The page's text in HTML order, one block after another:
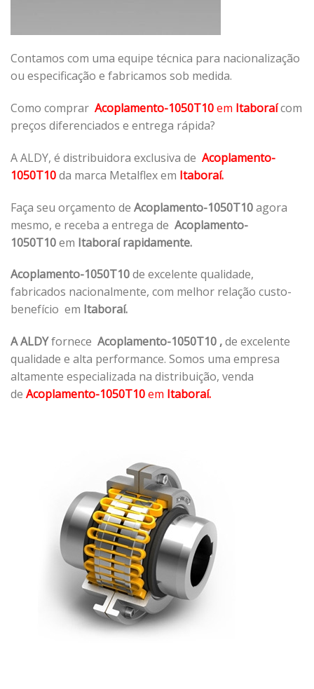
Contamos com uma equipe técnica para nacionalização
ou especificação e fabricamos sob medida.
Como comprar Acoplamento-1050T10em Itaboraícom
preços diferenciados e entrega rápida?
A ALDY, é distribuidora exclusiva de Acoplamento-
1050T10da marca Metalflex em Itaboraí.
Faça seu orçamento de Acoplamento-1050T10agora
mesmo, e receba a entrega de Acoplamento-
1050T10em Itaboraí rapidamente.
Acoplamento-1050T10de excelente qualidade,
fabricados nacionalmente, com melhor relação custo-
benefício em Itaboraí.
A ALDYfornece Acoplamento-1050T10 ,de excelente
qualidade e alta performance. Somos uma empresa
altamente especializada na distribuição, venda
de Acoplamento-1050T10em Itaboraí.